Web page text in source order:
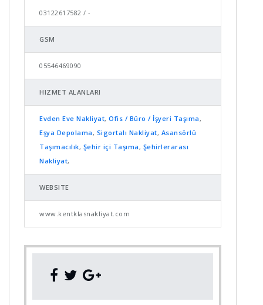
03122617582 / -
GSM
05546469090
HIZMET ALANLARI
Evden Eve Nakliyat, Ofis / Büro / İşyeri Taşıma,
Eşya Depolama, Sigortalı Nakliyat, Asansörlü
Taşımacılık, Şehir içi Taşıma, Şehirlerarası
Nakliyat,
WEBSITE
www.kentklasnakliyat.com